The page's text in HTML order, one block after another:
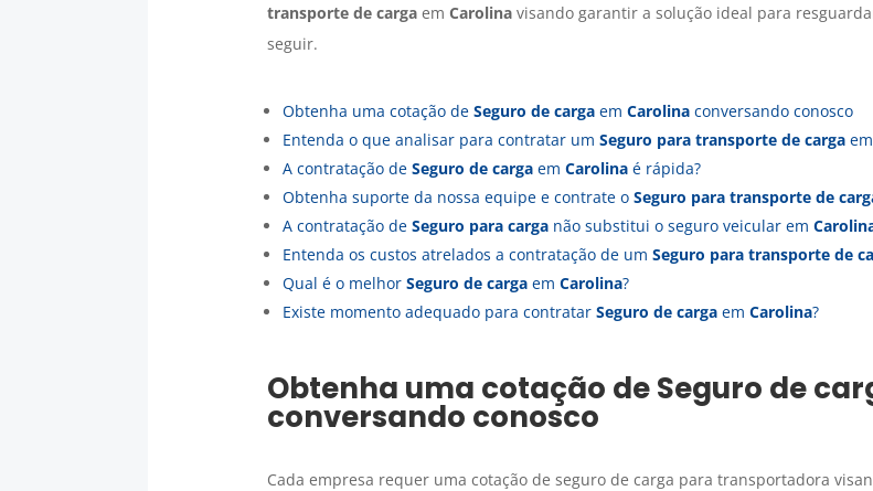
transporte de cargaem Carolinavisando garantir a solução ideal para
seguir.
Obtenha uma cotação de Seguro de cargaem Carolinaconversando conosco
Entenda o que analisar para contratar um Seguro para transporte de cargaem
A contratação de Seguro de cargaem Carolinaé rápida?
Obtenha suporte da nossa equipe e contrate o Seguro para transporte de
A contratação de Seguro para carganão substitui o seguro veicular em
Entenda os custos atrelados a contratação de um Seguro para transporte de
Qual é o melhor Seguro de cargaem Carolina?
Existe momento adequado para contratar Seguro de cargaem Carolina?
Obtenha uma cotação deSeguro de
conversando conosco
Cada empresa requer uma cotação de seguro de carga para transportadora